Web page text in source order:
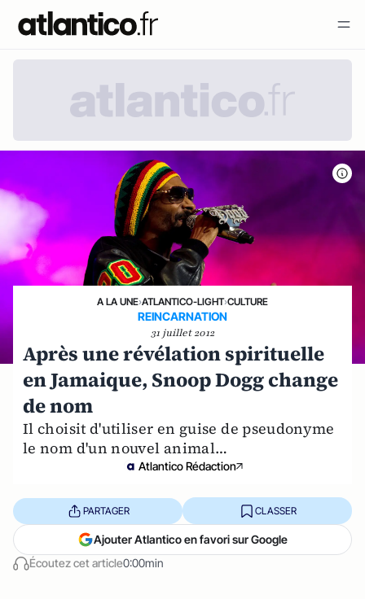
A LA UNE›ATLANTICO-LIGHT›CULTURE
REINCARNATION
31 juillet 2012
Après une révélation spirituelle
en Jamaique, Snoop Dogg change
de nom
Il choisit d'utiliser en guise de pseudonyme
le nom d'un nouvel animal…
Atlantico Rédaction
Écoutez cet article0:00min
PARTAGER CLASSER
Ajouter Atlantico en favori sur Google